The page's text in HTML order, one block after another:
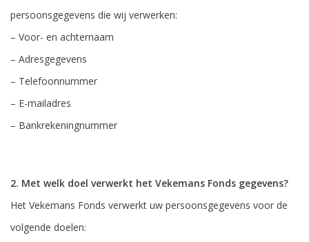
persoonsgegevens die wij verwerken:
– Voor- en achternaam
– Adresgegevens
– Telefoonnummer
– E-mailadres
– Bankrekeningnummer
2. Met welk doel verwerkt het Vekemans Fonds gegevens?
Het Vekemans Fonds verwerkt uw persoonsgegevens voor de
volgende doelen: